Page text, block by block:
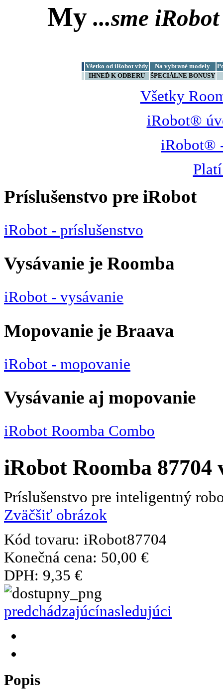
My ...sme iRobot
Všetko od iRobot vždy Na vybrané modely
IHNEĎ K ODBERU
ŠPECIÁLNE BONUSY
Všetky
iRobot®
iRobot®
Príslušenstvo pre iRobot
iRobot - príslušenstvo
Vysávanie je Roomba
iRobot - vysávanie
Mopovanie je Braava
iRobot - mopovanie
Vysávanie aj mopovanie
iRobot Roomba Combo
iRobot Roomba
Príslušenstvo pre inteligentný
Zväčšiť obrázok
Kód tovaru: iRobot87704
Konečná cena: 50,00 €
DPH: 9,35 €
predchádzajúcínasledujúci
Popis